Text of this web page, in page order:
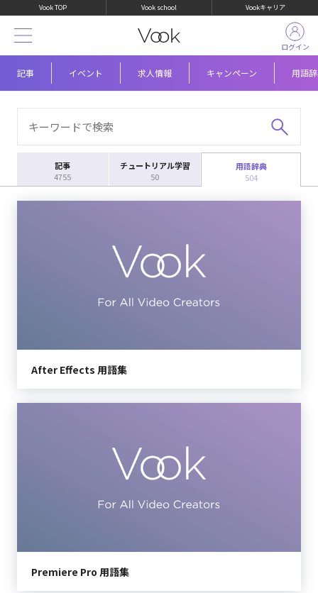
Vook TOP Vook school Vookキャリア
記事 イベント 求人情報 キャンペーン 用語
ログイン
記事
4755
チュートリアル学習
50
用語辞典
504
After Effects 用語集
Premiere Pro 用語集